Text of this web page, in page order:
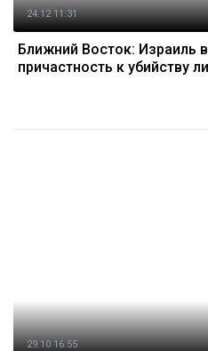
24.12 11:31
Ближний Восток: Израиль
причастность к убийству
29.10 16:55